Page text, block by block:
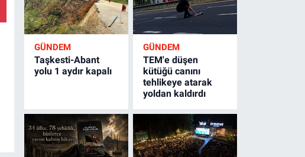
GÜNDEM
Taşkesti-Abant
yolu 1 aydır kapalı
GÜNDEM
TEM'e düşen
kütüğü canını
tehlikeye atarak
yoldan kaldırdı